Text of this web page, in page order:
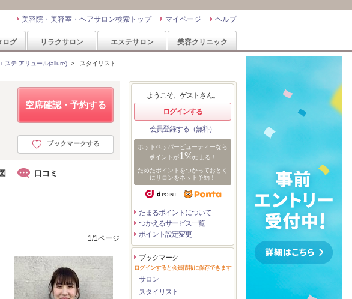
ヘルプ
マイページ
美容院・美容室・ヘアサロン検索トップ
ログ リラクサロン エステサロン 美容クリニック
ステ アリュール(allure) > スタイリスト
空席確認・予約する
ブックマークする
口コミ
1/1ページ
ようこそ、ゲストさん。
ログインする
会員登録する（無料）
ホットペッパービューティーなら
ポイントが1%たまる！
ためたポイントをつかっておとく
にサロンをネット予約！
たまるポイントについて
つかえるサービス一覧
ポイント設定変更
ブックマーク
ログインすると会員情報に保存できます
サロン
スタイリスト